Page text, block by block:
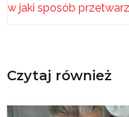
w jaki sposób
Czytaj również